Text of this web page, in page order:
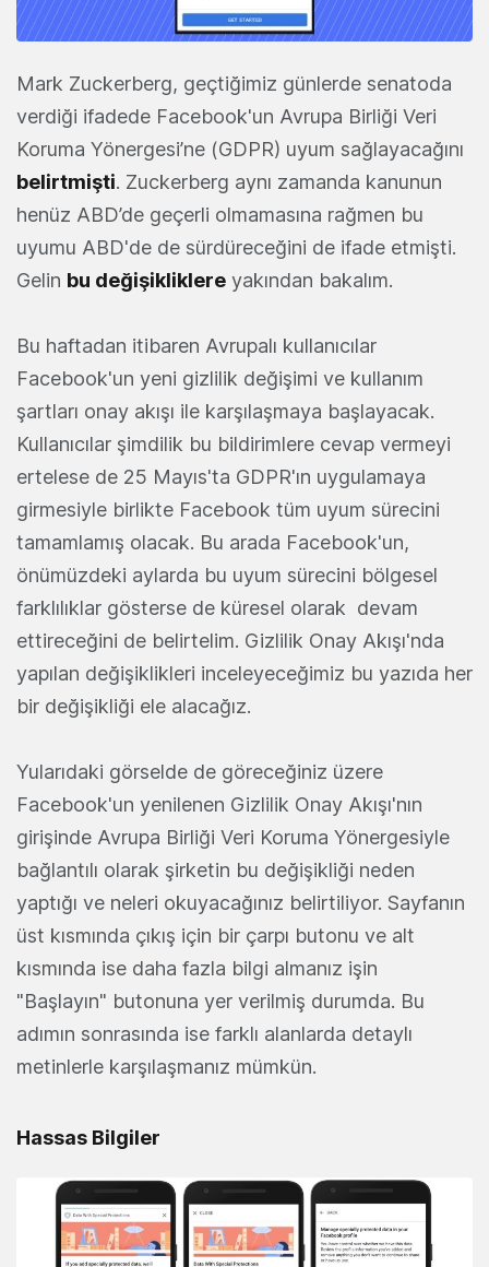
Mark Zuckerberg, geçtiğimiz günlerde senatoda
verdiği ifadede Facebook'un Avrupa Birliği Veri
Koruma Yönergesi’ne (GDPR) uyum sağlayacağını
belirtmişti. Zuckerberg aynı zamanda kanunun
henüz ABD’de geçerli olmamasına rağmen bu
uyumu ABD'de de sürdüreceğini de ifade etmişti.
Gelin bu değişikliklere yakından bakalım.
Bu haftadan itibaren Avrupalı kullanıcılar
Facebook'un yeni gizlilik değişimi ve kullanım
şartları onay akışı ile karşılaşmaya başlayacak.
Kullanıcılar şimdilik bu bildirimlere cevap vermeyi
ertelese de 25 Mayıs'ta GDPR'ın uygulamaya
girmesiyle birlikte Facebook tüm uyum sürecini
tamamlamış olacak. Bu arada Facebook'un,
önümüzdeki aylarda bu uyum sürecini bölgesel
farklılıklar gösterse de küresel olarak devam
ettireceğini de belirtelim. Gizlilik Onay Akışı'nda
yapılan değişiklikleri inceleyeceğimiz bu yazıda her
bir değişikliği ele alacağız.
Yularıdaki görselde de göreceğiniz üzere
Facebook'un yenilenen Gizlilik Onay Akışı'nın
girişinde Avrupa Birliği Veri Koruma Yönergesiyle
bağlantılı olarak şirketin bu değişikliği neden
yaptığı ve neleri okuyacağınız belirtiliyor. Sayfanın
üst kısmında çıkış için bir çarpı butonu ve alt
kısmında ise daha fazla bilgi almanız işin
"Başlayın" butonuna yer verilmiş durumda. Bu
adımın sonrasında ise farklı alanlarda detaylı
metinlerle karşılaşmanız mümkün.
Hassas Bilgiler